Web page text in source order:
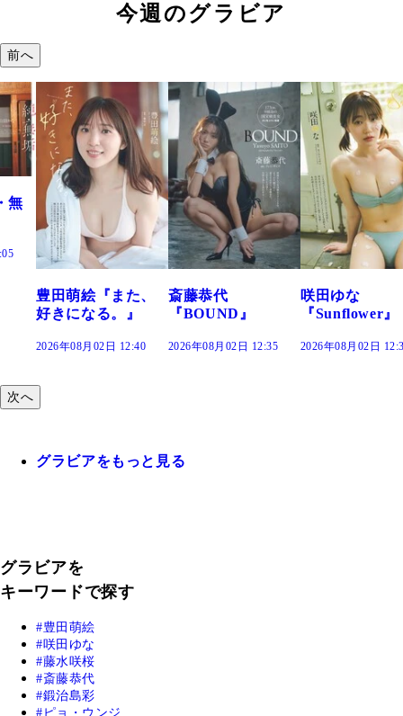
今週のグラビア
前へ
斎藤恭代
『BOUND』
2026年08月02日 12:35
咲田ゆな
『Sunflower』
2026年08月02日 12:30
藤水咲桜『花
だまり』
2026年08月02日
次へ
グラビアをもっと見る
グラビアを
キーワードで探す
豊田萌絵
咲田ゆな
藤水咲桜
斎藤恭代
鍛治島彩
ピョ・ウンジ